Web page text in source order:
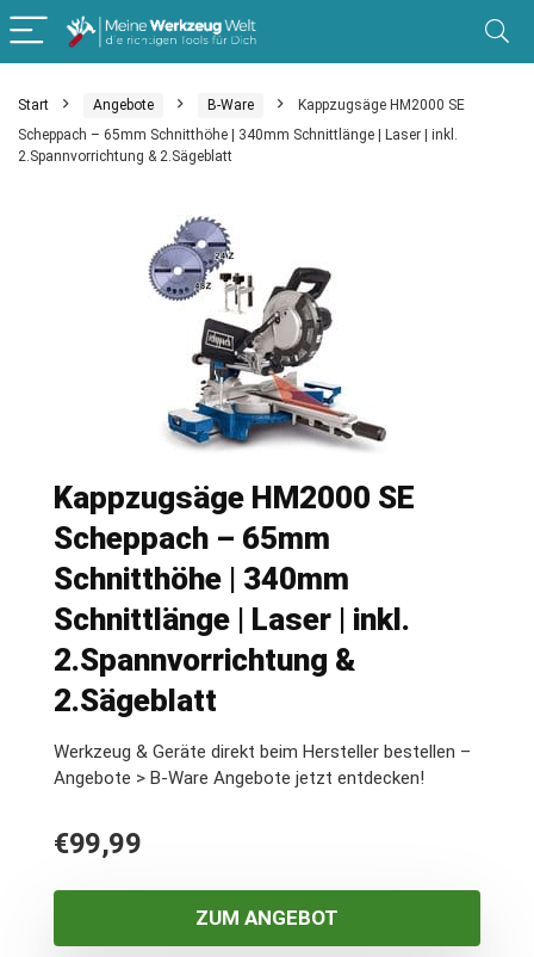
Start Angebote B-Ware
Kappzugsäge HM2000 SE
Scheppach – 65mm Schnitthöhe | 340mm Schnittlänge | Laser | inkl.
2.Spannvorrichtung & 2.Sägeblatt
Kappzugsäge HM2000 SE
Scheppach – 65mm
Schnitthöhe | 340mm
Schnittlänge | Laser | inkl.
2.Spannvorrichtung &
2.Sägeblatt
Werkzeug & Geräte direkt beim Hersteller bestellen –
Angebote > B-Ware Angebote jetzt entdecken!
€99,99
ZUM ANGEBOT